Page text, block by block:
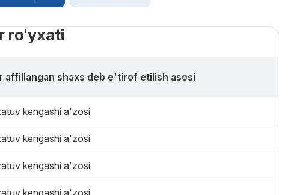
ro'yxati
affillangan shaxs deb e'tirof etilish asosi
kengashi a'zosi
kengashi a'zosi
kengashi a'zosi
kengashi a'zosi